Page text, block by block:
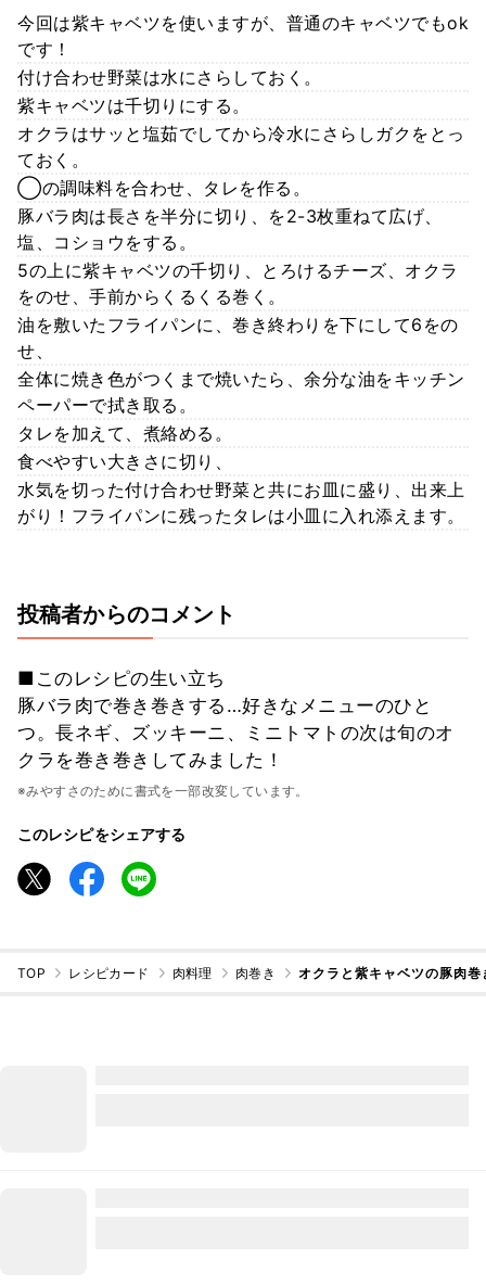
今回は紫キャベツを使いますが、普通のキャベツでもok
です！
付け合わせ野菜は水にさらしておく。
紫キャベツは千切りにする。
オクラはサッと塩茹でしてから冷水にさらしガクをとっ
ておく。
◯の調味料を合わせ、タレを作る。
豚バラ肉は長さを半分に切り、を2-3枚重ねて広げ、
塩、コショウをする。
5の上に紫キャベツの千切り、とろけるチーズ、オクラ
をのせ、手前からくるくる巻く。
油を敷いたフライパンに、巻き終わりを下にして6をの
せ、
全体に焼き色がつくまで焼いたら、余分な油をキッチン
ペーパーで拭き取る。
タレを加えて、煮絡める。
食べやすい大きさに切り、
水気を切った付け合わせ野菜と共にお皿に盛り、出来上
がり！フライパンに残ったタレは小皿に入れ添えます。
投稿者からのコメント
■このレシピの生い立ち
豚バラ肉で巻き巻きする…好きなメニューのひと
つ。長ネギ、ズッキーニ、ミニトマトの次は旬のオ
クラを巻き巻きしてみました！
※みやすさのために書式を一部改変しています。
このレシピをシェアする
TOP レシピカード 肉料理 肉巻き オクラと紫キャベツの豚肉巻